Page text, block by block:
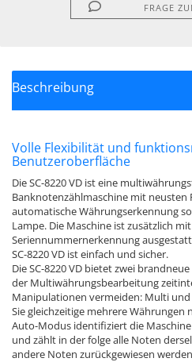
FRAGE
Beschreibung
Volle Flexibilität und
Benutzeroberfläche
Die SC-8220 VD ist eine
Banknotenzählmaschine mit neusten
automatische Währungserkennung
Lampe. Die Maschine ist zusätzlich
Seriennummernerkennung
SC-8220 VD ist einfach und sicher.
Die SC-8220 VD bietet zwei
der Multiwährungsbearbeitung
Manipulationen vermeiden: Multi
Sie gleichzeitige mehrere Währungen
Auto-Modus identifiziert die
und zählt in der folge alle Noten
andere Noten zurückgewiesen